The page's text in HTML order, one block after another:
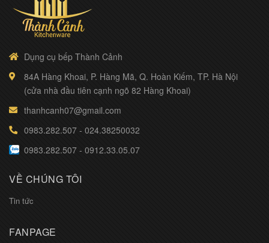
Dụng cụ bếp Thành Cảnh
84A Hàng Khoai, P. Hàng Mã, Q. Hoàn Kiếm, TP. Hà Nội
(cửa nhà đầu tiên cạnh ngõ 82 Hàng Khoai)
thanhcanh07@gmail.com
0983.282.507 - 024.38250032
0983.282.507 - 0912.33.05.07
VỀ CHÚNG TÔI
Tin tức
FANPAGE